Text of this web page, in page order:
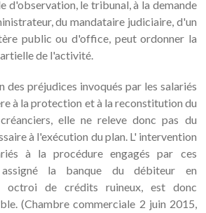
d'observation, le tribunal, à la demande
du mandataire judiciaire, d'un
public ou d'office, peut ordonner la
de l'activité.
des préjudices invoqués par les salariés
à la protection et à la reconstitution du
elle ne releve donc pas du
à l'exécution du plan. L' intervention
à la procédure engagés par ces
la banque du débiteur en
octroi de crédits ruineux, est donc
(Chambre commerciale 2 juin 2015,